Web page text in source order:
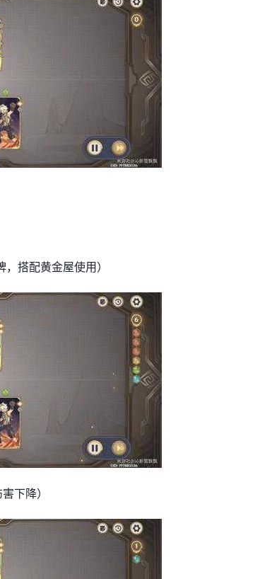
搭配黄金屋使用）
下降）